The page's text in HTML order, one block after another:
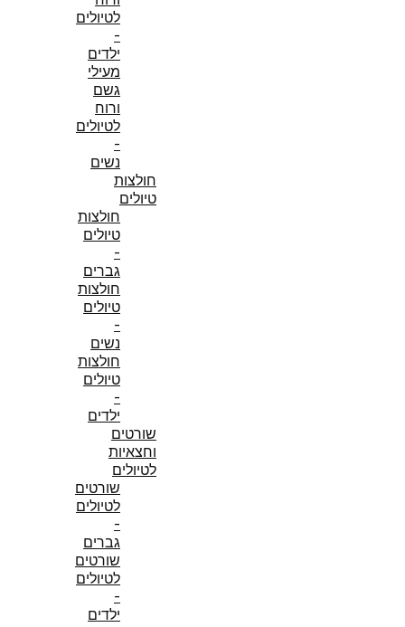
לטיולים
-
ילדים
מעילי
גשם
ורוח
לטיולים
-
נשים
חולצות
טיולים
חולצות
טיולים
-
גברים
חולצות
טיולים
-
נשים
חולצות
טיולים
-
ילדים
שורטים
וחצאיות
לטיולים
שורטים
לטיולים
-
גברים
שורטים
לטיולים
-
ילדים